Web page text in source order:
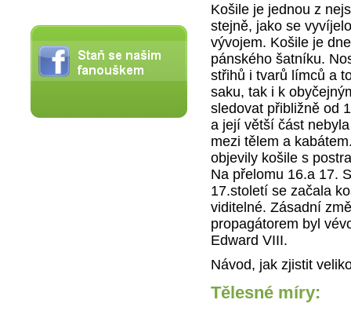
Košile je jednou z
stejně, jako se
vývojem. Košile je
pánského šatníku.
střihů i tvarů límců a
saku, tak i k
sledovat přibližně od
a její větší část
mezi tělem a
objevily košile s
Na přelomu 16.a 17.
17.století se začala
viditelné. Zásadní
propagátorem byl
Edward VIII.
Návod, jak zjistit
Tělesné míry: